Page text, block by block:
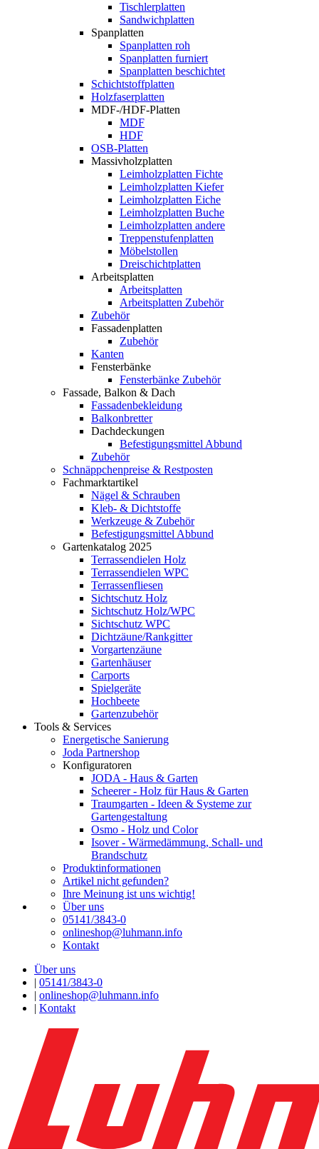
Tischlerplatten
Sandwichplatten
Spanplatten
Spanplatten roh
Spanplatten furniert
Spanplatten beschichtet
Schichtstoffplatten
Holzfaserplatten
MDF-/HDF-Platten
MDF
HDF
OSB-Platten
Massivholzplatten
Leimholzplatten Fichte
Leimholzplatten Kiefer
Leimholzplatten Eiche
Leimholzplatten Buche
Leimholzplatten andere
Treppenstufenplatten
Möbelstollen
Dreischichtplatten
Arbeitsplatten
Arbeitsplatten
Arbeitsplatten Zubehör
Zubehör
Fassadenplatten
Zubehör
Kanten
Fensterbänke
Fensterbänke Zubehör
Fassade, Balkon & Dach
Fassadenbekleidung
Balkonbretter
Dachdeckungen
Befestigungsmittel Abbund
Zubehör
Schnäppchenpreise & Restposten
Fachmarktartikel
Nägel & Schrauben
Kleb- & Dichtstoffe
Werkzeuge & Zubehör
Befestigungsmittel Abbund
Gartenkatalog 2025
Terrassendielen Holz
Terrassendielen WPC
Terrassenfliesen
Sichtschutz Holz
Sichtschutz Holz/WPC
Sichtschutz WPC
Dichtzäune/Rankgitter
Vorgartenzäune
Gartenhäuser
Carports
Spielgeräte
Hochbeete
Gartenzubehör
Tools & Services
Energetische Sanierung
Joda Partnershop
Konfiguratoren
JODA - Haus & Garten
Scheerer - Holz für Haus & Garten
Traumgarten - Ideen & Systeme zur
Gartengestaltung
Osmo - Holz und Color
Isover - Wärmedämmung, Schall- und
Brandschutz
Produktinformationen
Artikel nicht gefunden?
Ihre Meinung ist uns wichtig!
Über uns
05141/3843-0
onlineshop@luhmann.info
Kontakt
Über uns
| 05141/3843-0
| onlineshop@luhmann.info
| Kontakt